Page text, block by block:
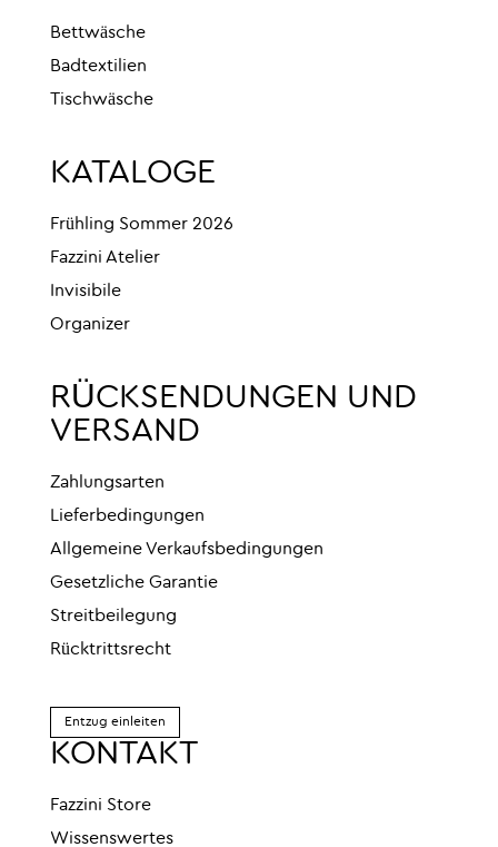
Bettwäsche
Badtextilien
Tischwäsche
KATALOGE
Frühling Sommer 2026
Fazzini Atelier
Invisibile
Organizer
RÜCKSENDUNGEN UND
VERSAND
Zahlungsarten
Lieferbedingungen
Allgemeine Verkaufsbedingungen
Gesetzliche Garantie
Streitbeilegung
Rücktrittsrecht
Entzug einleiten
KONTAKT
Fazzini Store
Wissenswertes